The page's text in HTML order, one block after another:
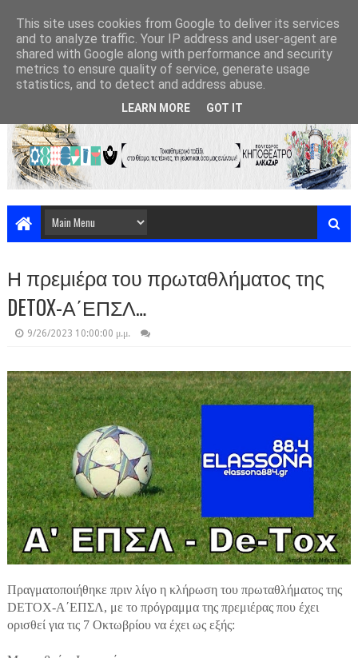
Η πρεμιέρα του πρωταθλήματος της
DETOX-Α΄ΕΠΣΛ…
9/26/2023 10:00:00 μ.μ.
Πραγματοποιήθηκε πριν λίγο η κλήρωση του πρωταθλήματος της
DETOX-Α΄ΕΠΣΛ, με το πρόγραμμα της πρεμιέρας που έχει
ορισθεί για τις 7 Οκτωβρίου να έχει ως εξής:
This site uses cookies from Google to deliver its services
and to analyze traffic. Your IP address and user-agent are
shared with Google along with performance and security
metrics to ensure quality of service, generate usage
statistics, and to detect and address abuse.
LEARN MORE GOT IT